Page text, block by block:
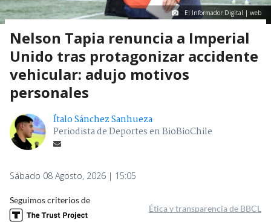
El Informador Digital | web
Nelson Tapia renuncia a Imperial
Unido tras protagonizar accidente
vehicular: adujo motivos
personales
Ítalo Sánchez Sanhueza
Periodista de Deportes en BioBioChile
Sábado 08 Agosto, 2026 | 15:05
Seguimos criterios de
Ética y transparencia de BBCL